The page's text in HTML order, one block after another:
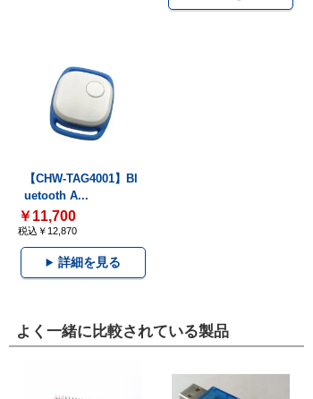
【CHW-TAG4001】Bl
uetooth A...
￥11,700
税込￥12,870
詳細を見る
よく一緒に比較されている製品